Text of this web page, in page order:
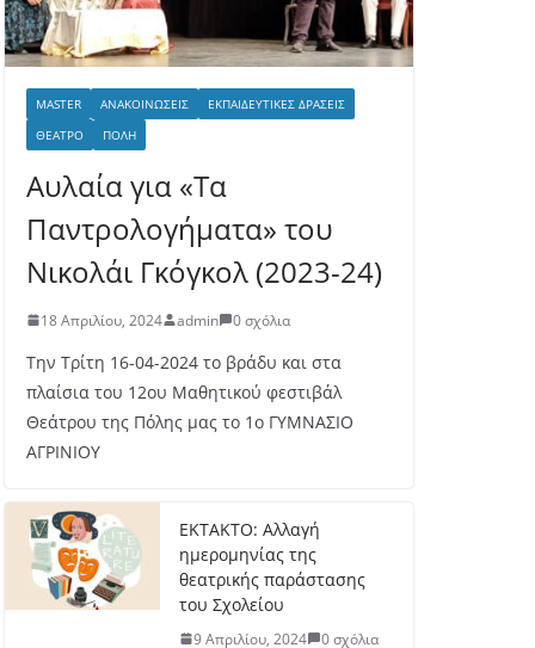
MASTER ΑΝΑΚΟΙΝΏΣΕΙΣ
ΕΚΠΑΙΔΕΥΤΙΚΈΣ ΔΡΆΣΕΙΣ
ΘΈΑΤΡΟ
ΠΌΛΗ
Αυλαία για «Τα
Παντρολογήματα» του
Νικολάι Γκόγκολ (2023-24)
18 Απριλίου, 2024 admin 0 σχόλια
Την Τρίτη 16-04-2024 το βράδυ και στα
πλαίσια του 12ου Μαθητικού φεστιβάλ
Θεάτρου της Πόλης μας το 1ο ΓΥΜΝΑΣΙΟ
ΑΓΡΙΝΙΟΥ
ΕΚΤΑΚΤΟ: Αλλαγή
ημερομηνίας της
θεατρικής παράστασης
του Σχολείου
9 Απριλίου, 2024 0 σχόλια